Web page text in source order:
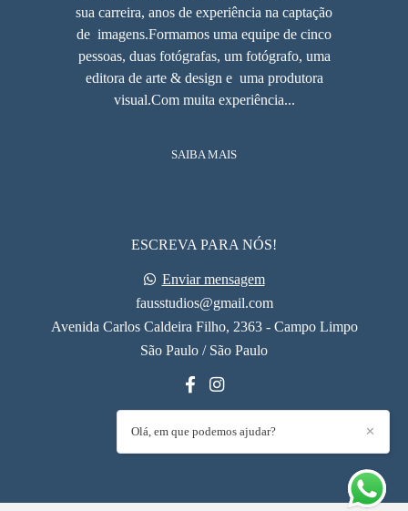
sua carreira, anos de experiência na captação
de imagens.Formamos uma equipe de cinco
pessoas, duas fotógrafas, um fotógrafo, uma
editora de arte & design e uma produtora
visual.Com muita experiência...
SAIBA MAIS
ESCREVA PARA NÓS!
Enviar mensagem
fausstudios@gmail.com
Avenida Carlos Caldeira Filho, 2363 - Campo Limpo
São Paulo / São Paulo
✕
Olá, em que podemos ajudar?